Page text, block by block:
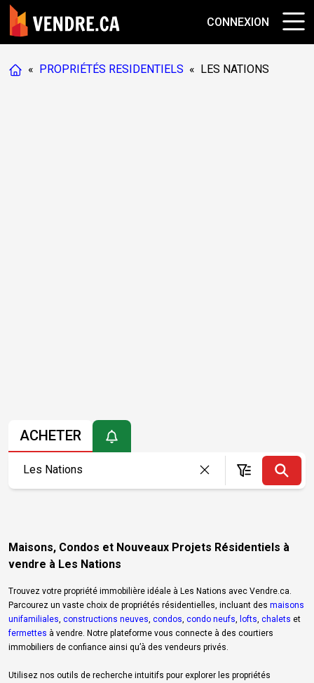
CONNEXION
« PROPRIÉTÉS RESIDENTIELS « LES NATIONS
ACHETER
Maisons, Condos et Nouveaux Projets Résidentiels à
vendre à Les Nations
Trouvez votre propriété immobilière idéale à Les Nations avec Vendre.ca.
Parcourez un vaste choix de propriétés résidentielles, incluant des maisons
unifamiliales constructions neuves condos condo neufs lofts chalets et
fermettes à vendre. Notre plateforme vous connecte à des courtiers
immobiliers de confiance ainsi qu’à des vendeurs privés.
Utilisez nos outils de recherche intuitifs pour explorer les propriétés